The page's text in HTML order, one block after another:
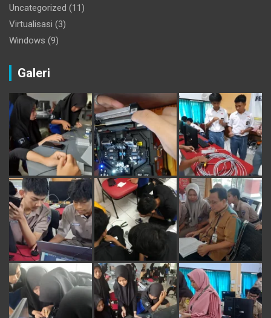
Uncategorized (11)
Virtualisasi (3)
Windows (9)
Galeri